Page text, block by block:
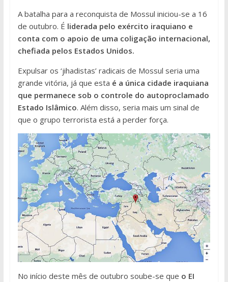
A batalha para a reconquista de Mossul iniciou-se a 16
de outubro. É liderada pelo exército iraquiano e
conta com o apoio de uma coligação internacional,
chefiada pelos Estados Unidos.
Expulsar os ‘jihadistas’ radicais de Mossul seria uma
grande vitória, já que esta é a única cidade iraquiana
que permanece sob o controle do autoproclamado
Estado Islâmico. Além disso, seria mais um sinal de
que o grupo terrorista está a perder força.
No início deste mês de outubro soube-se que o EI